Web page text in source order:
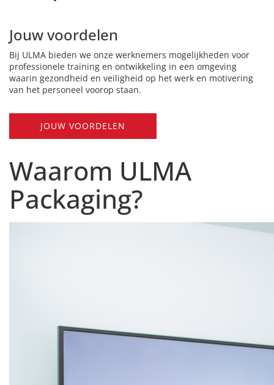
Jouw voordelen
Bij ULMA bieden we onze werknemers mogelijkheden voor
professionele training en ontwikkeling in een omgeving
waarin gezondheid en veiligheid op het werk en motivering
van het personeel voorop staan.
JOUW VOORDELEN
Waarom ULMA
Packaging?